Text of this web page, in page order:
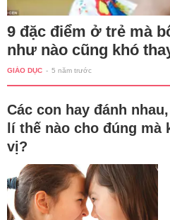
9 đặc điểm ở trẻ mà
như nào cũng khó
GIÁO DỤC - 5 năm trước
Các con hay đánh
lí thế nào cho đúng
vị?